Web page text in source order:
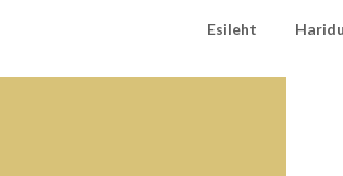
Esileht